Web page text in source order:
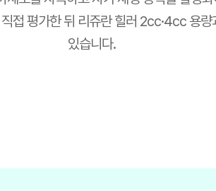
접 평가한 뒤 리쥬란 힐러 2cc·4cc 용
있습니다.